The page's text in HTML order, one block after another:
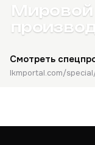
Мировой
Смотреть
lkmportal.com/